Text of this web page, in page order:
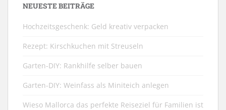
NEUESTE BEITRÄGE
Hochzeitsgeschenk: Geld kreativ verpacken
Rezept: Kirschkuchen mit Streuseln
Garten-DIY: Rankhilfe selber bauen
Garten-DIY: Weinfass als Miniteich anlegen
Wieso Mallorca das perfekte Reiseziel für Familien ist